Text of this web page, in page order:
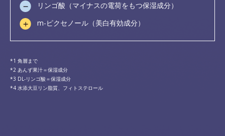
リンゴ酸（マイナスの電荷をもつ保湿成分）
m-ピクセノール（美白有効成分）
角層まで
あんず果汁＝保湿成分
DL-リンゴ酸＝保湿成分
水添大豆リン脂質、フィトステロール